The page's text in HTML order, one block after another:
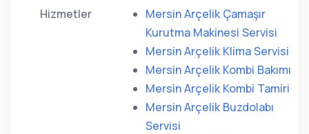
Hizmetler
Mersin Arçelik Çamaşır
Kurutma Makinesi Servisi
Mersin Arçelik Klima Servisi
Mersin Arçelik Kombi Bakımı
Mersin Arçelik Kombi Tamiri
Mersin Arçelik Buzdolabı
Servisi